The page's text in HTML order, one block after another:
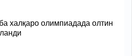
халқаро олимпиадада олтин